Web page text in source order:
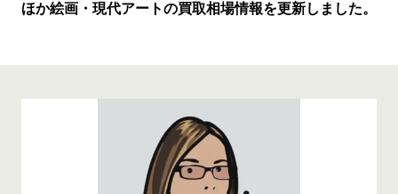
ほか絵画・現代アートの買取相場情報を更新しました。